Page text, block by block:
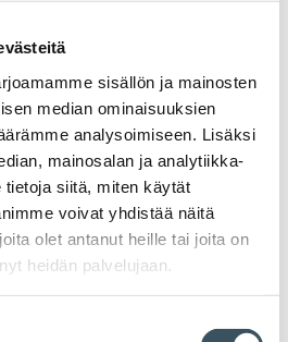
sisällön ja mainosten
median ominaisuuksien
analysoimiseen. Lisäksi
mainosalan ja analytiikka-
tietoja siitä, miten käytät
voivat yhdistää näitä
olet antanut heille tai joita on
heidän palvelujaan.